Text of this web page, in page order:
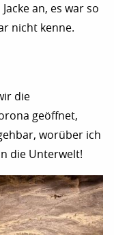
an, es war so
nicht kenne.
die
geöffnet,
worüber ich
die Unterwelt!